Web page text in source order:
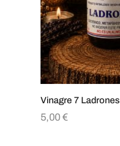
Vinagre 7 Ladrones
5,00€